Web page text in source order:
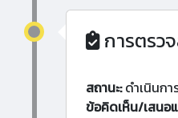
การตรว
สถานะ:ดำเนินกา
ข้อคิดเห็น/เสนอ